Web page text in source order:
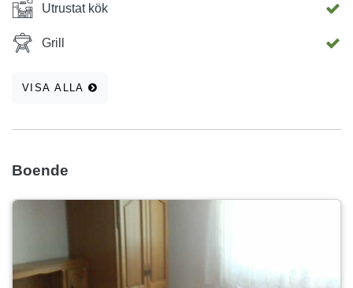
Utrustat kök
Grill
VISA ALLA
Boende